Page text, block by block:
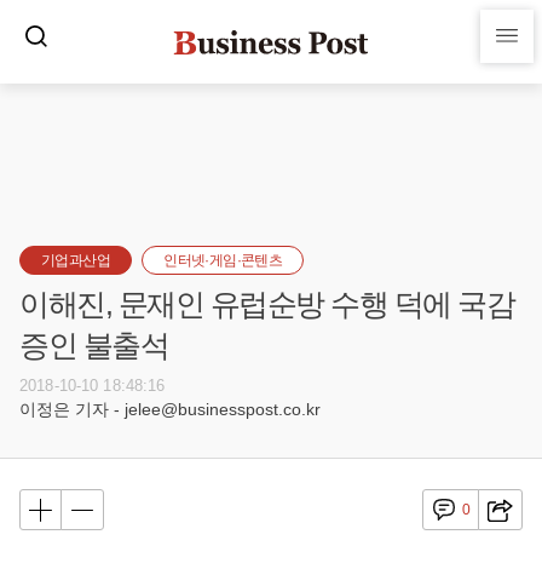
기업과산업 인터넷·게임·콘텐츠
이해진, 문재인 유럽순방 수행 덕에 국감
증인 불출석
2018-10-10 18:48:16
이정은 기자 - jelee@businesspost.co.kr
0